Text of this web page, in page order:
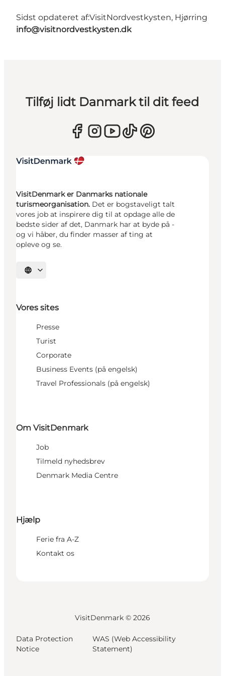
Sidst opdateret af:VisitNordvestkysten, Hjørring
info@visitnordvestkysten.dk
Tilføj lidt Danmark til dit feed
VisitDenmark er Danmarks nationale
turismeorganisation. Det er bogstaveligt talt
vores job at inspirere dig til at opdage alle de
bedste sider af det, Danmark har at byde på -
og vi håber, du finder masser af ting at
opleve og se.
Vælg sprog
Vores sites
Presse
Turist
Corporate
Business Events (på engelsk)
Travel Professionals (på engelsk)
Om VisitDenmark
Job
Tilmeld nyhedsbrev
Denmark Media Centre
Hjælp
Ferie fra A-Z
Kontakt os
VisitDenmark © 2026
Data Protection
Notice
WAS (Web Accessibility
Statement)